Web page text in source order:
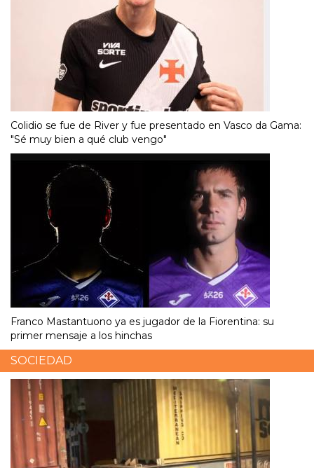
Colidio se fue de River y fue presentado en Vasco da Gama:
"Sé muy bien a qué club vengo"
Franco Mastantuono ya es jugador de la Fiorentina: su
primer mensaje a los hinchas
SOCIEDAD